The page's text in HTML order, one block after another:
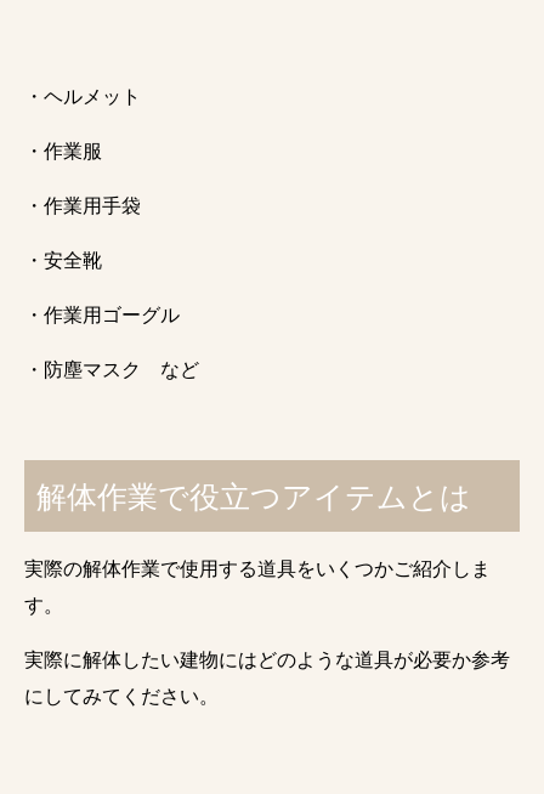
・ヘルメット
・作業服
・作業用手袋
・安全靴
・作業用ゴーグル
・防塵マスク など
解体作業で役立つアイテムとは
実際の解体作業で使用する道具をいくつかご紹介しま
す。
実際に解体したい建物にはどのような道具が必要か参考
にしてみてください。